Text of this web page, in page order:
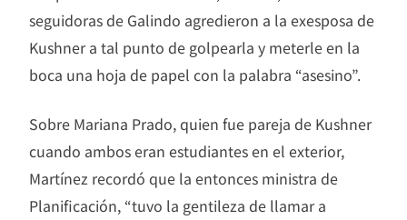
seguidoras de Galindo agredieron a la exesposa de
Kushner a tal punto de golpearla y meterle en la
boca una hoja de papel con la palabra “asesino”.
Sobre Mariana Prado, quien fue pareja de Kushner
cuando ambos eran estudiantes en el exterior,
Martínez recordó que la entonces ministra de
Planificación, “tuvo la gentileza de llamar a